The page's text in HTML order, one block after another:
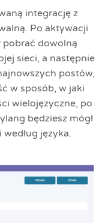
integrację z
Po aktywacji
pobrać dowolną
sieci, a następnie
postów,
w sposób, w jaki
wielojęzyczne, po
będziesz mógł
języka.